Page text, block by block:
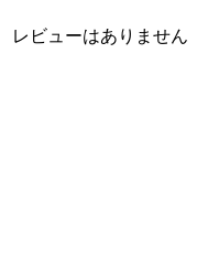
レビューはありません